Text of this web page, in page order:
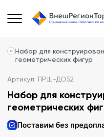
Набор для
геометрических фигур
Артикул: ПРШ-ДО52
Набор для
геометрических
Поставим без